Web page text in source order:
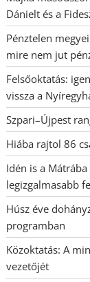
Dánielt és a
Pénztelen
mire nem jut
Felsőoktatás:
vissza a
Szpari–Újpest
Hiába rajtol 86
Idén is a
legizgalmasabb
Húsz éve
programban
Közoktatás: A
vezetőjét